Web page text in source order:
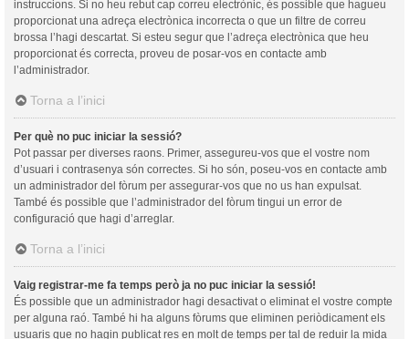
instruccions. Si no heu rebut cap correu electrònic, és possible que hagueu
proporcionat una adreça electrònica incorrecta o que un filtre de correu
brossa l’hagi descartat. Si esteu segur que l’adreça electrònica que heu
proporcionat és correcta, proveu de posar-vos en contacte amb
l’administrador.
Torna a l’inici
Per què no puc iniciar la sessió?
Pot passar per diverses raons. Primer, assegureu-vos que el vostre nom
d’usuari i contrasenya són correctes. Si ho són, poseu-vos en contacte amb
un administrador del fòrum per assegurar-vos que no us han expulsat.
També és possible que l’administrador del fòrum tingui un error de
configuració que hagi d’arreglar.
Torna a l’inici
Vaig registrar-me fa temps però ja no puc iniciar la sessió!
És possible que un administrador hagi desactivat o eliminat el vostre compte
per alguna raó. També hi ha alguns fòrums que eliminen periòdicament els
usuaris que no hagin publicat res en molt de temps per tal de reduir la mida